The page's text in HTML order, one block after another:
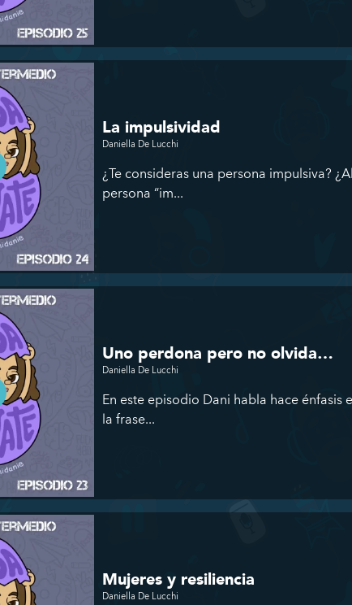
La impulsividad
Daniella De Lucchi
¿Te consideras una persona impulsiva?
persona “im...
Uno perdona pero no olvida…
Daniella De Lucchi
En este episodio Dani habla hace énfasis
la frase...
Mujeres y resiliencia
Daniella De Lucchi